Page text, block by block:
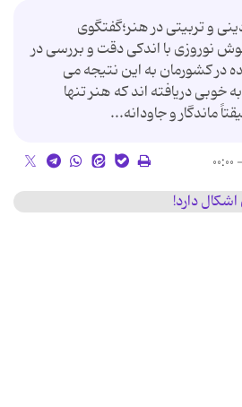
و تربیتی در هنر؛گفتگوی
نوروزی با اندکی دقت و بررسی در
در کشورمان به این نتیجه می
خوبی دریافته اند که هنر تنها
ماندگار و جاودانه...